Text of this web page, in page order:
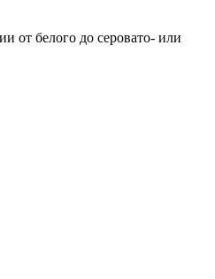
от белого до серовато- или